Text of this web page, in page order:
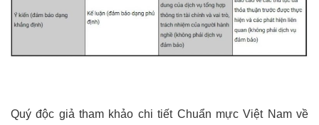
Quý độc giả tham khảo chi tiết Chuẩn mực Việt Nam về